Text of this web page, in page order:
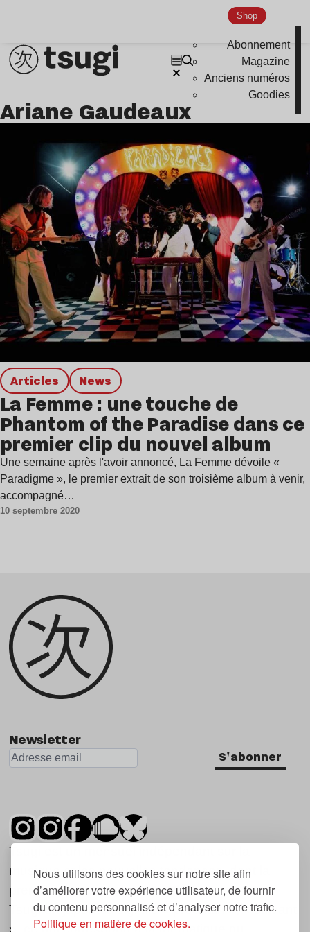
Nous utilisons des cookies sur notre site afin
d’améliorer votre expérience utilisateur, de fournir
du contenu personnalisé et d’analyser notre trafic.
Politique en matière de cookies.
Shop
Abonnement
Magazine
Anciens numéros
Goodies
Ariane Gaudeaux
Articles news
La Femme : une touche de
Phantom of the Paradise dans ce
premier clip du nouvel album
Une semaine après l'avoir annoncé, La Femme dévoile «
Paradigme », le premier extrait de son troisième album à venir,
accompagné…
10 septembre 2020
Newsletter
S'abonner
Tsugi est un mensuel indépendant sur la
musique et les nouvelles tendances, dont la
première parution date de 2007.
Tsugi en japonais signifie « prochain », « suivant